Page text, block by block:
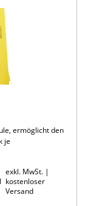
ermöglicht den
je
exkl. MwSt. |
kostenloser
Versand